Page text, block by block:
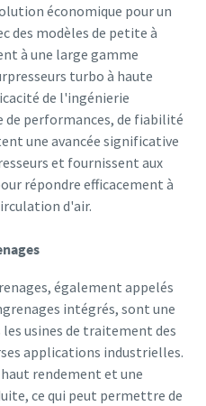
économique pour un
des modèles de petite à
à une large gamme
turbo à haute
de l'ingénierie
performances, de fiabilité
une avancée significative
et fournissent aux
répondre efficacement à
d'air.
également appelés
intégrés, sont une
usines de traitement des
applications industrielles.
rendement et une
ce qui peut permettre de